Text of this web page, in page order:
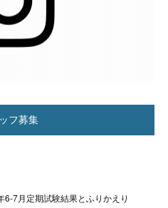
フ募集
6-7月定期試験結果とふりかえり